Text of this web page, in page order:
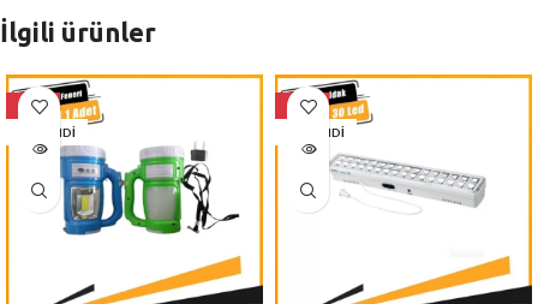
İlgili ürünler
-19%
TÜKENDI
-34%
TÜKENDI